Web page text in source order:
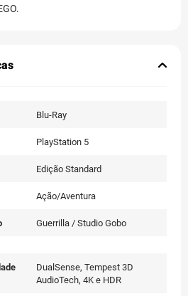
Blu-Ray
PlayStation 5
Edição Standard
Ação/Aventura
Guerrilla / Studio Gobo
DualSense, Tempest 3D
AudioTech, 4K e HDR